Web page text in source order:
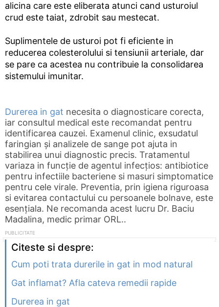
alicina care este eliberata atunci cand usturoiul
crud este taiat, zdrobit sau mestecat.
Suplimentele de usturoi pot fi eficiente in
reducerea colesterolului si tensiunii arteriale, dar
se pare ca acestea nu contribuie la consolidarea
sistemului imunitar.
Durerea in gat necesita o diagnosticare corecta,
iar consultul medical este recomandat pentru
identificarea cauzei. Examenul clinic, exsudatul
faringian și analizele de sange pot ajuta in
stabilirea unui diagnostic precis. Tratamentul
variaza in funcție de agentul infecțios: antibiotice
pentru infectiile bacteriene si masuri simptomatice
pentru cele virale. Preventia, prin igiena riguroasa
si evitarea contactului cu persoanele bolnave, este
esențiala. Ne recomanda acest lucru Dr. Baciu
Madalina, medic primar ORL..
Citeste si despre:
Cum poti trata durerile in gat in mod natural
Gat inflamat? Afla cateva remedii rapide
Durerea in gat